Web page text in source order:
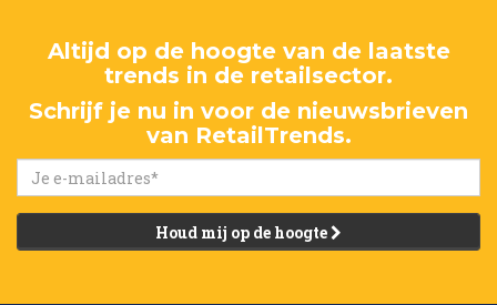
Altijd op de hoogte van de laatste
trends in de retailsector.
Schrijf je nu in voor de nieuwsbrieven
van RetailTrends.
Houd mij op de hoogte